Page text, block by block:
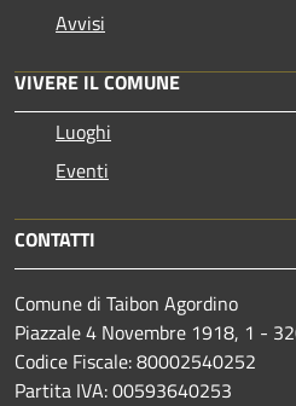
Avvisi
VIVERE IL COMUNE
Luoghi
Eventi
CONTATTI
Comune di Taibon Agordino
Piazzale 4 Novembre 1918, 1 -
Codice Fiscale: 80002540252
Partita IVA: 00593640253